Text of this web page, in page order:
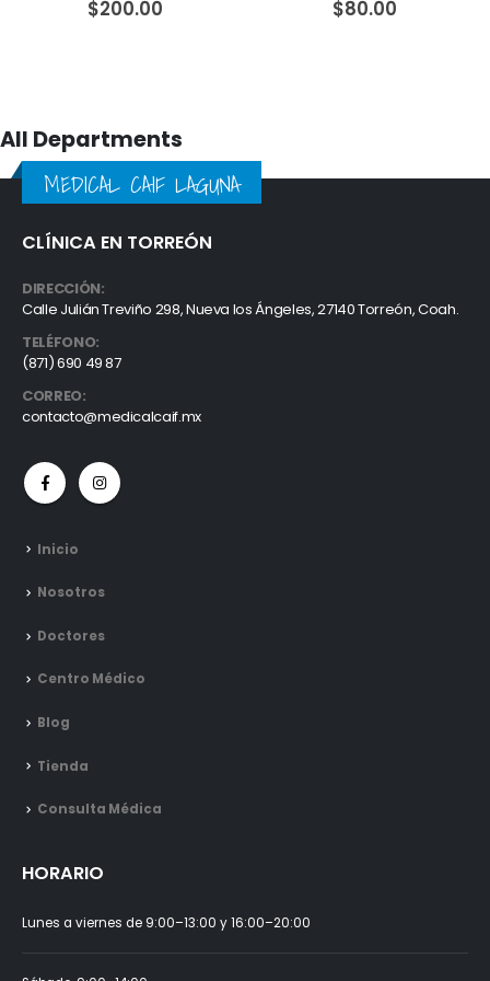
$80.00 $180.00
All Departments
MEDICAL CAIF LAGUNA
CLÍNICA EN TORREÓN
DIRECCIÓN:
Calle Julián Treviño 298, Nueva los Ángeles, 27140 Torreón, Coah.
TELÉFONO:
(871) 690 49 87
CORREO:
contacto@medicalcaif.mx
Inicio
Nosotros
Doctores
Centro Médico
Blog
Tienda
Consulta Médica
HORARIO
Lunes a viernes de 9:00–13:00 y 16:00–20:00